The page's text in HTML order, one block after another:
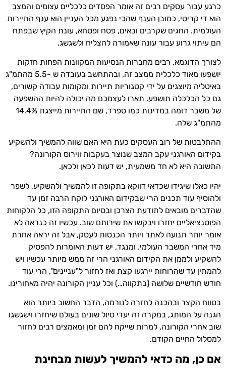
כרגע עבור עסקים רבים זה אומר הפסדים כלכליים עצומים והמצב
הוא די קריטי, כמובן הענף שהכי נפגע מכל העניין הוא ענף התיירות
העולמית. החגים שקרבים ובאים, פסח ופסחא, עונת הקיץ שבפתח
הם עיתוי גרוע עבור עונה שאמורה להצליח ולשגשג.
לצורך הדוגמא, רבים מחברות הנסיעות המקוונות הפחות חזקות
יושפעו מאוד כלכלית ממצב זה, ובהתחשב בעובדה ש -5.5 מהתמ"ג
באיטליה מיוצגים על ידי קטגוריות תיירות ומקומות עבודה קשורים,
גם כל הכלכלה תושפע. תארו לעצמכם מה יכולה להיות ההשפעה
של משבר דומה במדינות כמו ספרד, שם התיירות מייצגת 14.4%
מהתמ"ג שלה.
ההתלבטות של רוב העסקים כעת היא האם שווה להמשיך ולהשקיע
בקידום האורגני עקב המצב שנוצר בעקבות ווירוס הקורונה?
התשובה היא לא חד משמעית, יש דעות לכאן ולכאן.
יהיו כאלו שיגידו שכדאי דווקא בתקופה זו להמשיך ולהשקיע, לשפר
ולהוסיף עוד תכנים הרי שבקידום האורגני לוקח הרבה זמן עד
שהדברים מובאים לתודעת הצרכן ובסיום התקופה הזו, כל הלקוחות
הפוטנציאליים יחזרו ויבקשו את שירותם שוב. עכשיו זה כנראה לא
אומר יותר תנועה לאתר ויותר הכנסות לעסק, אבל זה יראה אחרת
מיד אחרי המשבר העולמי. ומנגד, יש דעות האומרות להפסיק
להשקיע ולממן את הקידום האורגני הרי זה ממש מיותר עכשיו ויש
להמתין עד שהרוחות יירגעו קצת ואז לחזור ל"עניינים", הרי עוד
חודש חודשיים שלושה (בתקווה…) וכל עניין הקורונה יהיה מאחורינו.
בטווח הקצר ובהכנה לחזרה לנורמה, הדבר החשוב ביותר הוא
הגנה על המותג, במקרה זה יעדי טיול שונים בעולם שיחזרו וישגשגו
שוב אחרי הקורונה, למרות שייקח להם זמן ומאמצים רבים לחזור
למסלול החיים הקודם.
אם כן, מה כדאי להמשיך לעשות מבחינת